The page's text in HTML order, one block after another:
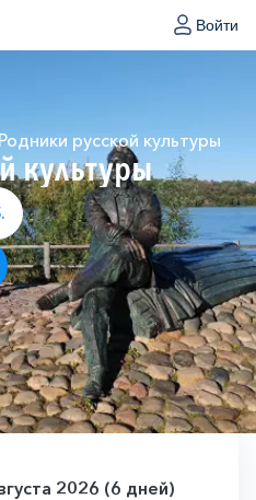
Войти
русской культуры
культуры
2026 (6 дней)